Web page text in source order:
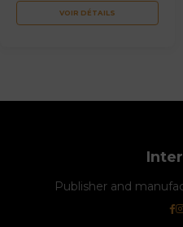
VOIR DÉTAILS
Publisher and